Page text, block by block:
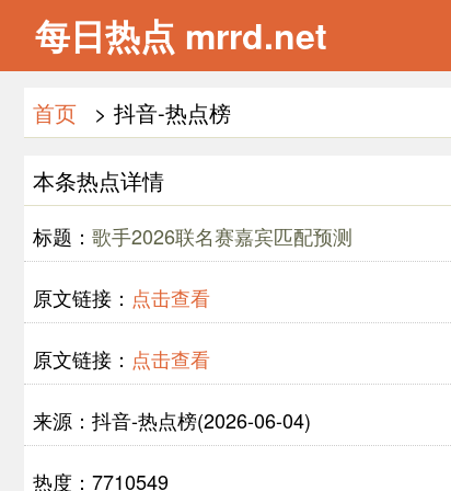
每日热点 mrrd.net
首页 > 抖音-热点榜
本条热点详情
标题： 歌手2026联名赛嘉宾匹配预测
原文链接： 点击查看
原文链接： 点击查看
来源：抖音-热点榜(2026-06-04)
热度：7710549